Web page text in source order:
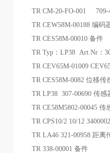
TR CM-20-FO-001 709-
TR CEW58M-00188 编码
TR CES58M-00010 备件
TR Typ：LP38 Art.Nr：
TR CEV65M-01009
TR CES58M-0082 位移传
TR LP38 307-00690 传感
TR CE58M5802-00045 传
TR CPS10/2 10/12
TR LA46 321-00958 距离
TR 338-00001 备件